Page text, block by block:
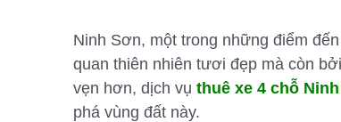
Ninh Sơn, một trong những điểm
quan thiên nhiên tươi đẹp mà còn
vẹn hơn, dịch vụ thuê xe 4 chỗ
phá vùng đất này.